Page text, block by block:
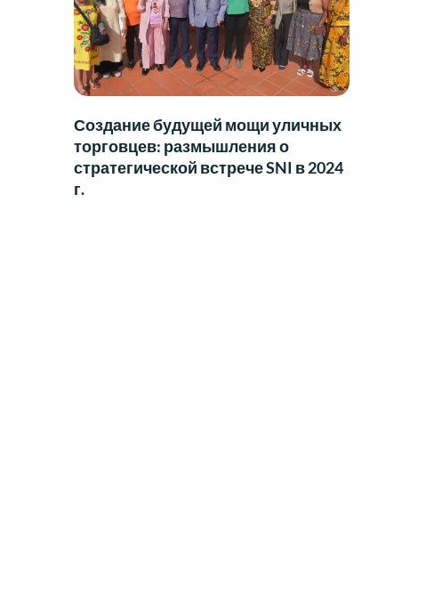
Создание будущей мощи уличных
торговцев: размышления о
стратегической встрече SNI в 2024
г.